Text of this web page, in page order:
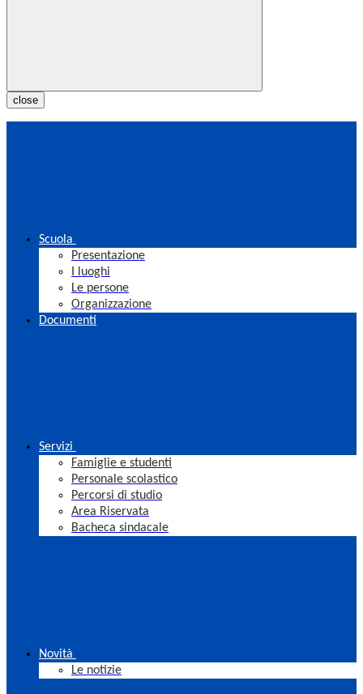
close
Scuola
Presentazione
I luoghi
Le persone
Organizzazione
Documenti
Servizi
Famiglie e studenti
Personale scolastico
Percorsi di studio
Area Riservata
Bacheca sindacale
Novità
Le notizie